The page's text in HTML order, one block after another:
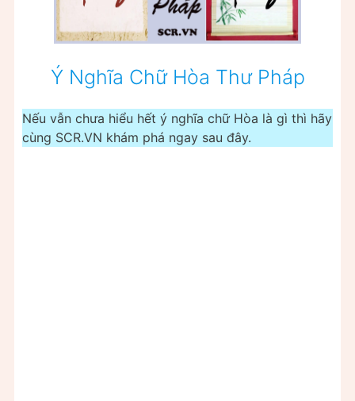
Ý Nghĩa Chữ Hòa Thư Pháp
Nếu vẫn chưa hiểu hết ý nghĩa chữ Hòa là gì thì hãy
cùng SCR.VN khám phá ngay sau đây.